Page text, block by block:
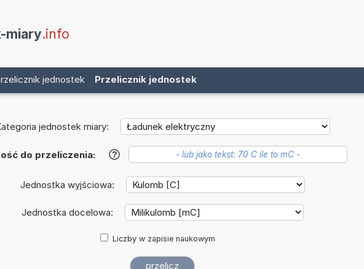
miary.info
jednostek Przelicznik jednostek
jednostek miary:
do przeliczenia: ?
Jednostka wyjściowa:
Jednostka docelowa:
Liczby w zapisie naukowym